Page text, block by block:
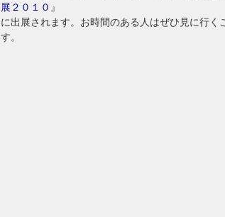
展２０１０ 』
に出展されます。お時間のある人はぜひ見に行く
す。